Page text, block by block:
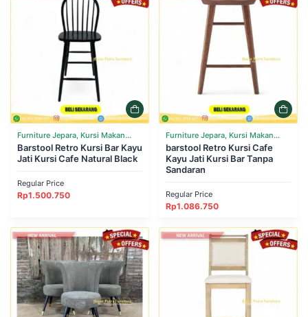
Furniture Jepara, Kursi Makan
Cafe Resto
Barstool Retro Kursi Bar Kayu
Jati Kursi Cafe Natural Black
Regular Price
Rp1.500.750
Furniture Jepara, Kursi Makan
Cafe Resto
barstool Retro Kursi Cafe
Kayu Jati Kursi Bar Tanpa
Sandaran
Regular Price
Rp1.086.750